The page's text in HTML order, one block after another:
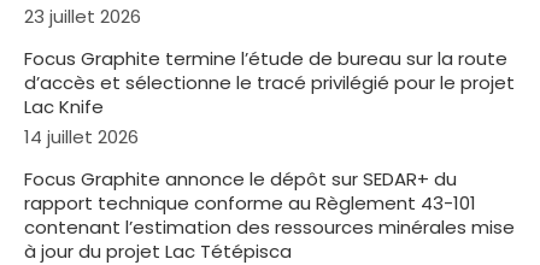
23 juillet 2026
Focus Graphite termine l’étude de bureau sur la route
d’accès et sélectionne le tracé privilégié pour le projet
Lac Knife
14 juillet 2026
Focus Graphite annonce le dépôt sur SEDAR+ du
rapport technique conforme au Règlement 43-101
contenant l’estimation des ressources minérales mise
à jour du projet Lac Tétépisca